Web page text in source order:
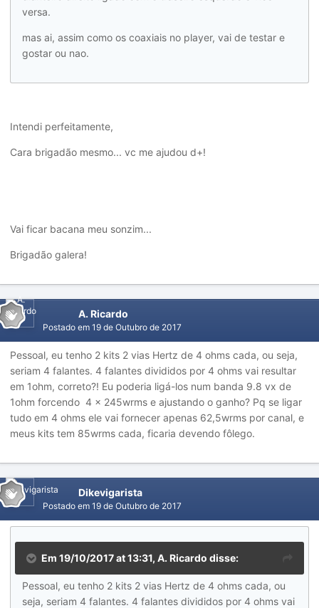
versa.
mas ai, assim como os coaxiais no player, vai de testar e
gostar ou nao.
Intendi perfeitamente,
Cara brigadão mesmo... vc me ajudou d+!
Vai ficar bacana meu sonzim...
Brigadão galera!
A. Ricardo
Postado em 19 de Outubro de 2017
Pessoal, eu tenho 2 kits 2 vias Hertz de 4 ohms cada, ou seja,
seriam 4 falantes. 4 falantes divididos por 4 ohms vai resultar
em 1ohm, correto?! Eu poderia ligá-los num banda 9.8 vx de
1ohm forcendo 4 x 245wrms e ajustando o ganho? Pq se ligar
tudo em 4 ohms ele vai fornecer apenas 62,5wrms por canal, e
meus kits tem 85wrms cada, ficaria devendo fôlego.
Dikevigarista
Postado em 19 de Outubro de 2017
Em 19/10/2017 at 13:31, A. Ricardo disse:
Pessoal, eu tenho 2 kits 2 vias Hertz de 4 ohms cada, ou
seja, seriam 4 falantes. 4 falantes divididos por 4 ohms vai